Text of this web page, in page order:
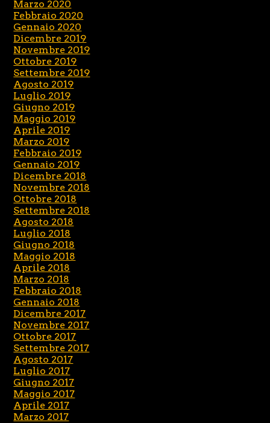
Marzo 2020
Febbraio 2020
Gennaio 2020
Dicembre 2019
Novembre 2019
Ottobre 2019
Settembre 2019
Agosto 2019
Luglio 2019
Giugno 2019
Maggio 2019
Aprile 2019
Marzo 2019
Febbraio 2019
Gennaio 2019
Dicembre 2018
Novembre 2018
Ottobre 2018
Settembre 2018
Agosto 2018
Luglio 2018
Giugno 2018
Maggio 2018
Aprile 2018
Marzo 2018
Febbraio 2018
Gennaio 2018
Dicembre 2017
Novembre 2017
Ottobre 2017
Settembre 2017
Agosto 2017
Luglio 2017
Giugno 2017
Maggio 2017
Aprile 2017
Marzo 2017